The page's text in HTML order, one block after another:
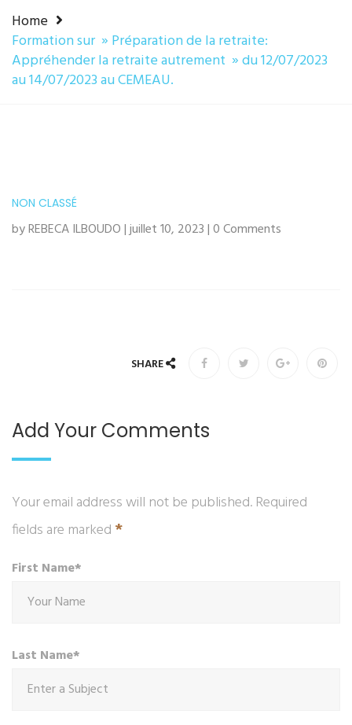
Home
Formation sur » Préparation de la retraite:
Appréhender la retraite autrement » du 12/07/2023
au 14/07/2023 au CEMEAU.
NON CLASSÉ
by REBECA ILBOUDO | juillet 10, 2023 | 0 Comments
SHARE
Add Your Comments
Your email address will not be published. Required
fields are marked *
First Name*
Last Name*